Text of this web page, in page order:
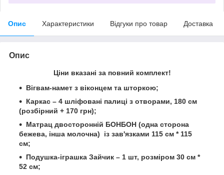
Опис Характеристики Відгуки про товар Доставка
Опис
Ціни вказані за повний комплект!
Вігвам-намет з віконцем та шторкою;
Каркас – 4 шліфовані палиці з отворами, 180 см
(розбірний + 170 грн);
Матрац двосторонній БОНБОН (одна сторона
бежева, інша молочна) із зав'язками 115 см * 115
см;
Подушка-іграшка Зайчик – 1 шт, розміром 30 см *
52 см;